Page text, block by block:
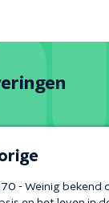
- Weinig bekend